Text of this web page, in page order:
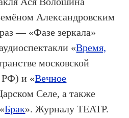
Александровским
— «Фазе зеркала»
«Время,
московской
РФ) и «Вечное
Селе, а также
Брак». Журналу ТЕАТР.